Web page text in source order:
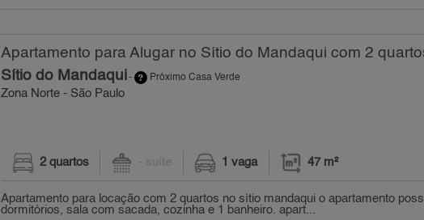
Apartamento para Alugar no Sítio do Mandaqui com 2
Sítio do Mandaqui- Próximo Casa Verde
Zona Norte - São Paulo
2 quartos - suíte 1 vaga 47 m²
Apartamento para locação com 2 quartos no sítio mandaqui o apartamento
dormitórios, sala com sacada, cozinha e 1 banheiro. apart...